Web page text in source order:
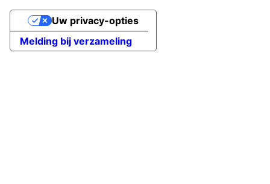
Melding bij verzameling
Uw privacy-opties